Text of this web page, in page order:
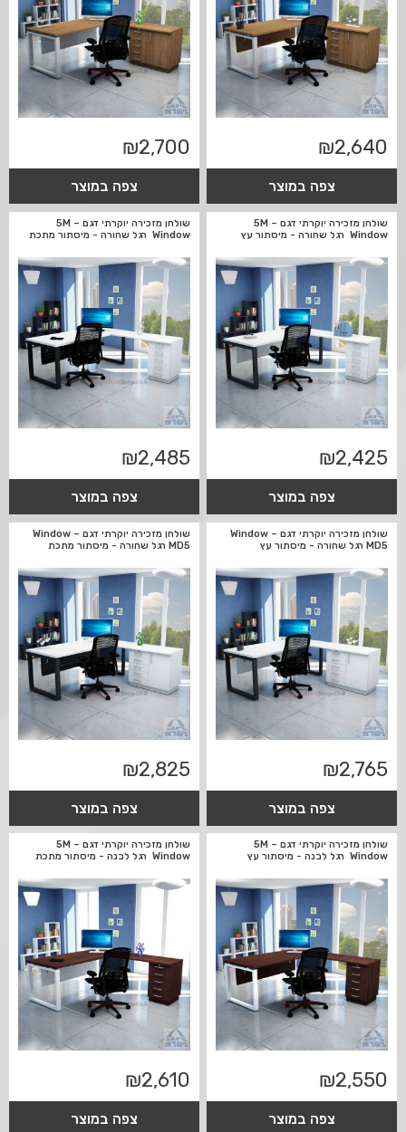
₪2,640
צפה במוצר
₪2,700
צפה במוצר
שולחן מזכירה יוקרתי דגם 5M –
Window רגל שחורה - מיסתור עץ
₪2,425
צפה במוצר
שולחן מזכירה יוקרתי דגם 5M –
Window רגל שחורה - מיסתור מתכת
₪2,485
צפה במוצר
שולחן מזכירה יוקרתי דגם Window –
MD5 רגל שחורה - מיסתור עץ
₪2,765
צפה במוצר
שולחן מזכירה יוקרתי דגם Window –
MD5 רגל שחורה - מיסתור מתכת
₪2,825
צפה במוצר
שולחן מזכירה יוקרתי דגם 5M –
Window רגל לבנה - מיסתור עץ
₪2,550
צפה במוצר
שולחן מזכירה יוקרתי דגם 5M –
Window רגל לבנה - מיסתור מתכת
₪2,610
צפה במוצר